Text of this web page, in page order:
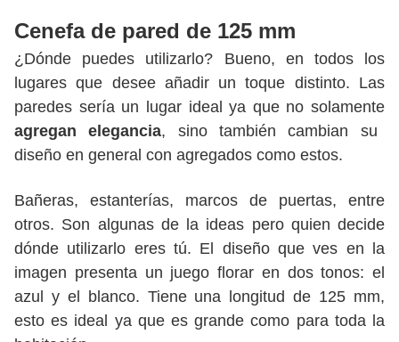
Cenefa de pared de 125 mm
¿Dónde puedes utilizarlo? Bueno, en todos los
lugares que desee añadir un toque distinto. Las
paredes sería un lugar ideal ya que no solamente
agregan elegancia, sino también cambian su
diseño en general con agregados como estos.
Bañeras, estanterías, marcos de puertas, entre
otros. Son algunas de la ideas pero quien decide
dónde utilizarlo eres tú. El diseño que ves en la
imagen presenta un juego florar en dos tonos: el
azul y el blanco. Tiene una longitud de 125 mm,
esto es ideal ya que es grande como para toda la